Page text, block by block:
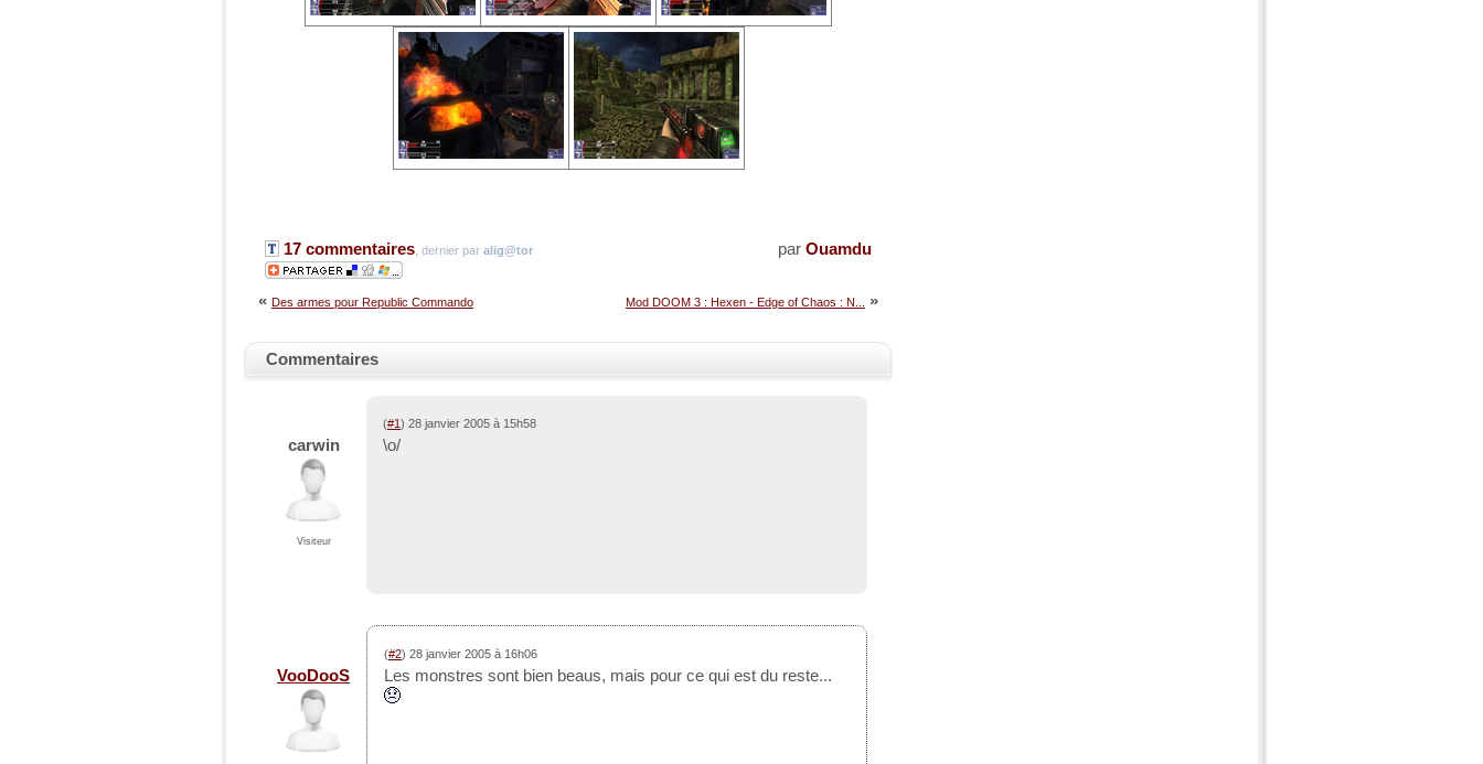
par Ouamdu
17 commentaires , dernier par alig@tor
Mod DOOM 3 : Hexen - Edge of Chaos : N... »
« Des armes pour Republic Commando
Commentaires
carwin
Visiteur
(#1) 28 janvier 2005 à 15h58
\o/
VooDooS
(#2) 28 janvier 2005 à 16h06
Les monstres sont bien beaus, mais pour ce qui est du reste...